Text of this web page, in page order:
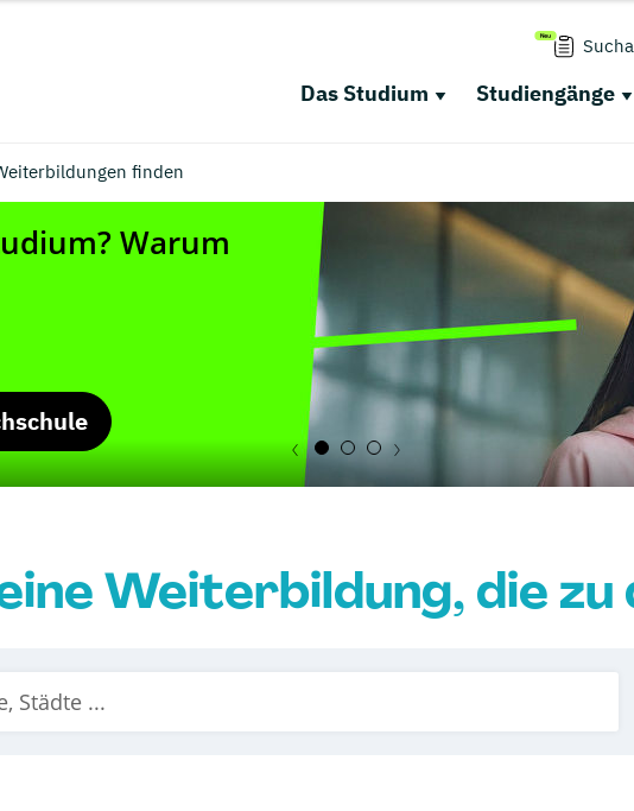
Das Studium Studiengänge
finden
Weiterbildung, die